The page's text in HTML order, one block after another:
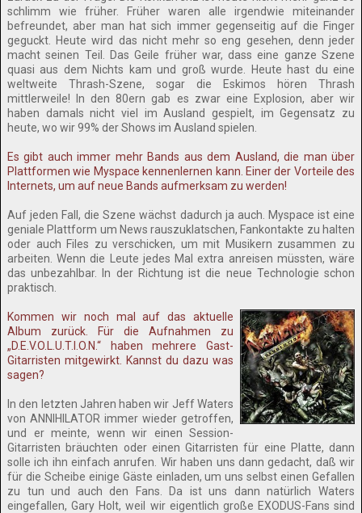
schlimm wie früher. Früher waren alle irgendwie miteinander
befreundet, aber man hat sich immer gegenseitig auf die Finger
geguckt. Heute wird das nicht mehr so eng gesehen, denn jeder
macht seinen Teil. Das Geile früher war, dass eine ganze Szene
quasi aus dem Nichts kam und groß wurde. Heute hast du eine
weltweite Thrash-Szene, sogar die Eskimos hören Thrash
mittlerweile! In den 80ern gab es zwar eine Explosion, aber wir
haben damals nicht viel im Ausland gespielt, im Gegensatz zu
heute, wo wir 99% der Shows im Ausland spielen.
Es gibt auch immer mehr Bands aus dem Ausland, die man über
Plattformen wie Myspace kennenlernen kann. Einer der Vorteile des
Internets, um auf neue Bands aufmerksam zu werden!
Auf jeden Fall, die Szene wächst dadurch ja auch. Myspace ist eine
geniale Plattform um News rauszuklatschen, Fankontakte zu halten
oder auch Files zu verschicken, um mit Musikern zusammen zu
arbeiten. Wenn die Leute jedes Mal extra anreisen müssten, wäre
das unbezahlbar. In der Richtung ist die neue Technologie schon
praktisch.
Kommen wir noch mal auf das aktuelle
Album zurück. Für die Aufnahmen zu
„D.E.V.O.L.U.T.I.O.N.“ haben mehrere Gast-
Gitarristen mitgewirkt. Kannst du dazu was
sagen?
In den letzten Jahren haben wir Jeff Waters
von ANNIHILATOR immer wieder getroffen,
und er meinte, wenn wir einen Session-
Gitarristen bräuchten oder einen Gitarristen für eine Platte, dann
solle ich ihn einfach anrufen. Wir haben uns dann gedacht, daß wir
für die Scheibe einige Gäste einladen, um uns selbst einen Gefallen
zu tun und auch den Fans. Da ist uns dann natürlich Waters
eingefallen, Gary Holt, weil wir eigentlich große EXODUS-Fans sind